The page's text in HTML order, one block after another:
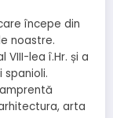
începe din
noastre.
lea î.Hr. și a
spanioli.
arta